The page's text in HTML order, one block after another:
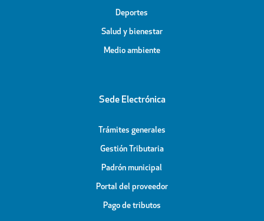
Deportes
Salud y bienestar
Medio ambiente
Sede Electrónica
Trámites generales
Gestión Tributaria
Padrón municipal
Portal del proveedor
Pago de tributos